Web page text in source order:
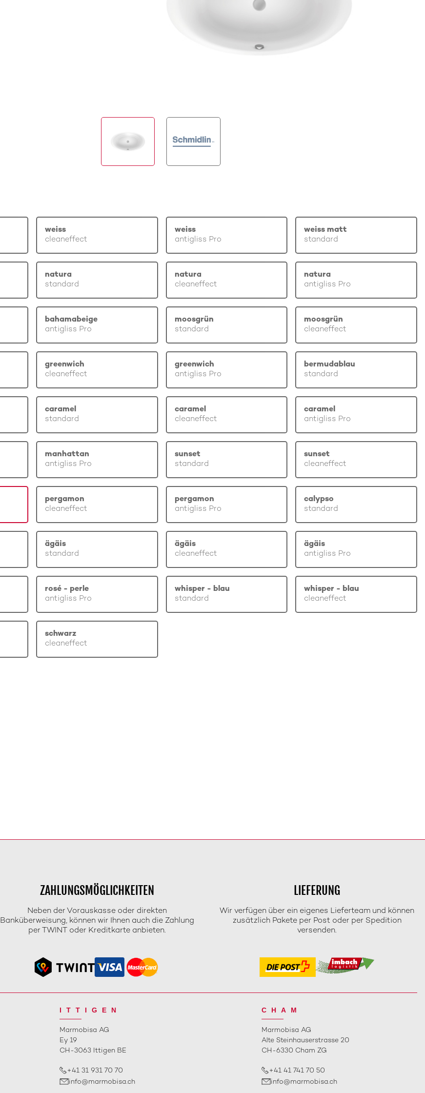
weiss
cleaneffect
weiss
antigliss Pro
weiss matt
standard
natura
standard
natura
cleaneffect
natura
antigliss Pro
bahamabeige
antigliss Pro
moosgrün
standard
moosgrün
cleaneffect
greenwich
cleaneffect
greenwich
antigliss Pro
bermudablau
standard
caramel
standard
caramel
cleaneffect
caramel
antigliss Pro
manhattan
antigliss Pro
sunset
standard
sunset
cleaneffect
pergamon
cleaneffect
pergamon
antigliss Pro
calypso
standard
ägäis
standard
ägäis
cleaneffect
ägäis
antigliss Pro
rosé - perle
antigliss Pro
whisper - blau
standard
whisper - blau
cleaneffect
schwarz
cleaneffect
ZAHLUNGSMÖGLICHKEITEN
Neben der Vorauskasse oder direkten
Banküberweisung, können wir Ihnen auch die Zahlung
per TWINT oder Kreditkarte anbieten.
LIEFERUNG
Wir verfügen über ein eigenes Lieferteam und können
zusätzlich Pakete per Post oder per Spedition
versenden.
ITTIGEN
Marmobisa AG
Ey 19
CH-3063 Ittigen BE
+41 31 931 70 70
info@marmobisa.ch
CHAM
Marmobisa AG
Alte Steinhauserstrasse 20
CH-6330 Cham ZG
+41 41 741 70 50
info@marmobisa.ch